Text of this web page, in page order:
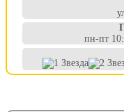
пн-пт